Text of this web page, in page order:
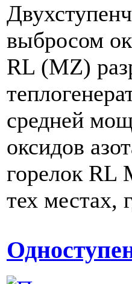
выбросом
RL (MZ)
средней
оксидов
горелок RL
тех местах,